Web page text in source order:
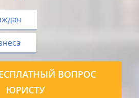
ВОПРОС
ЮРИСТУ